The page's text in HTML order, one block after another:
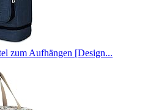
zum Aufhängen [Design...